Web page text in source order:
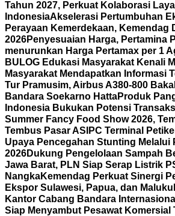
Tahun 2027, Perkuat Kolaborasi
IndonesiaAkselerasi Pertumbuhan
Perayaan Kemerdekaan, Kemendag
2026Penyesuaian Harga, Pertamina
menurunkan Harga Pertamax per 1
BULOG Edukasi Masyarakat Kenali
Masyarakat Mendapatkan Informasi
Tur Pramusim, Airbus A380-800
Bandara Soekarno HattaProduk
Indonesia Bukukan Potensi
Summer Fancy Food Show 2026,
Tembus Pasar AS IPC Terminal
Upaya Pencegahan Stunting Melalui
2026Dukung Pengelolaan Sampah
Jawa Barat, PLN Siap Serap Listrik
NangkaKemendag Perkuat Sinergi
Ekspor Sulawesi, Papua, dan Maluku
Kantor Cabang Bandara
Siap Menyambut Pesawat Komersial